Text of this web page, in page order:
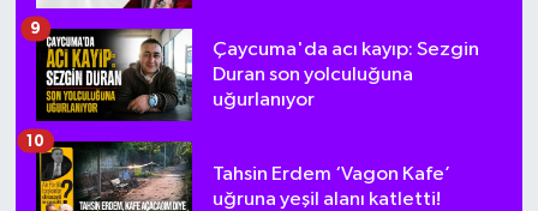
Çaycuma'da acı kayıp: Sezgin
Duran son yolculuğuna
uğurlanıyor
9
Tahsin Erdem ‘Vagon Kafe’
uğruna yeşil alanı katletti!
10